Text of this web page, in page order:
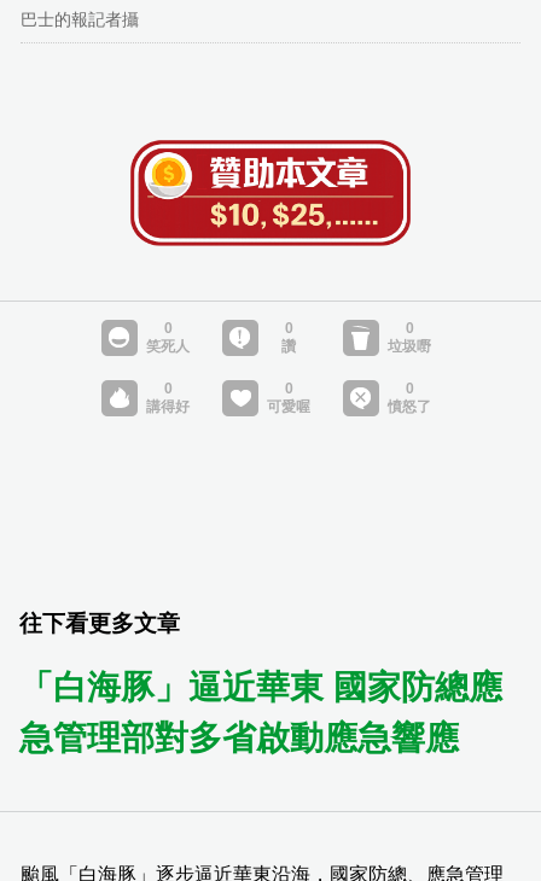
巴士的報記者攝
往下看更多文章
「白海豚」逼近華東 國家防總應
急管理部對多省啟動應急響應
颱風「白海豚」逐步逼近華東沿海，國家防總、應急管理